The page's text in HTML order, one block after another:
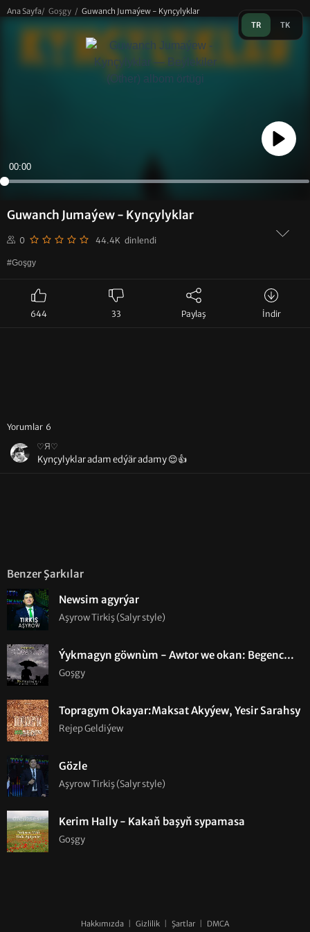
TR TK
Ana Sayfa/ Goşgy / Guwanch Jumaýew - Kynçylyklar
Guwanch Jumaýew - Kynçylyklar
0 44.4K dinlendi
#Goşgy
644 33 Paylaş İndir
Yorumlar 6
♡Я♡
Kynçylyklar adam edýär adamy 😌👍
Benzer Şarkılar
Newsim agyrýar
Aşyrow Tirkiş (Salyr style)
Ýykmagyn göwnùm - Awtor we okan: Begenc
K.H.
Goşgy
Topragym Okayar:Maksat Akyýew, Yesir Sarahsy
Rejep Geldiýew
Gözle
Aşyrow Tirkiş (Salyr style)
Kerim Hally - Kakaň başyň sypamasa
Goşgy
Play
00:00
Hakkımızda Gizlilik Şartlar DMCA